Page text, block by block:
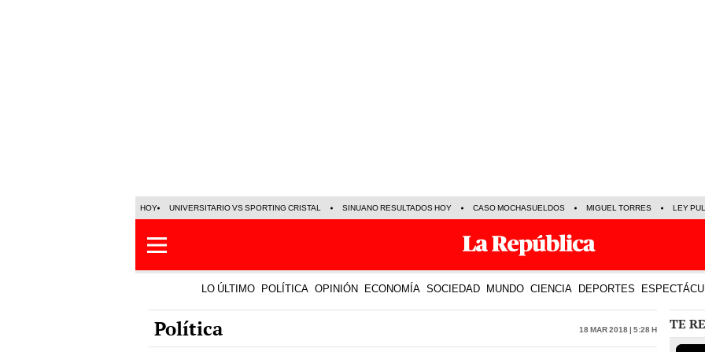
HOY UNIVERSITARIO VS SPORTING CRISTAL SINUANO RESULTADOS HOY CASO MOCHASUELDOS MIGUEL TORRES LEY
LO ÚLTIMO POLÍTICA OPINIÓN ECONOMÍA SOCIEDAD MUNDO CIENCIA DEPORTES
Política 18 Mar 2018 | 5:28 h TE